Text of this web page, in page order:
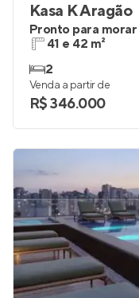
Kasa K Aragão
Pronto para morar
41 e 42 m²
2
Venda a partir de
R$ 346.000